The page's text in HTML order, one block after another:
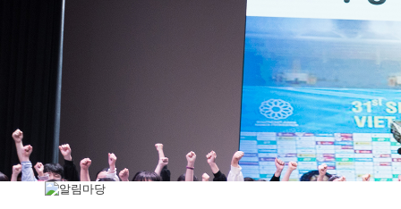
학교 CI
교직원현황
학생현황
위치/전화
전경사진